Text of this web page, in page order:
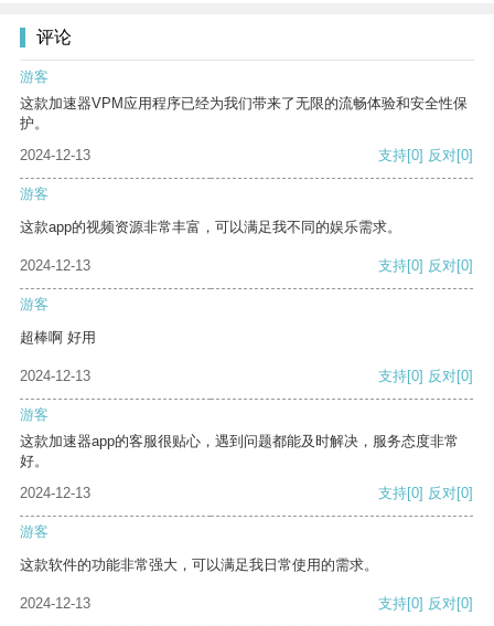
评论
游客
这款加速器VPM应用程序已经为我们带来了无限的流畅体验和安全性保
护。
2024-12-13
支持[0] 反对[0]
游客
这款app的视频资源非常丰富，可以满足我不同的娱乐需求。
2024-12-13 支持[0] 反对[0]
游客
超棒啊 好用
2024-12-13 支持[0] 反对[0]
游客
这款加速器app的客服很贴心，遇到问题都能及时解决，服务态度非常
好。
2024-12-13
支持[0] 反对[0]
游客
这款软件的功能非常强大，可以满足我日常使用的需求。
2024-12-13 支持[0] 反对[0]